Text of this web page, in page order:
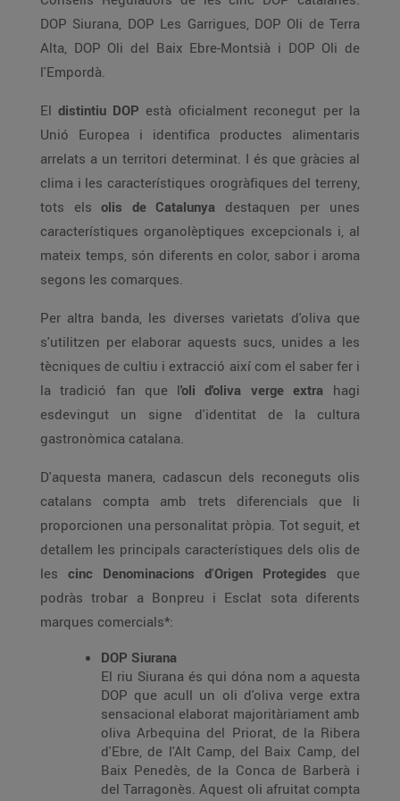
DOP Siurana, DOP Les Garrigues, DOP Oli de Terra
Alta, DOP Oli del Baix Ebre-Montsià i DOP Oli de
l'Empordà.
El distintiu DOP està oficialment reconegut per la
Unió Europea i identifica productes alimentaris
arrelats a un territori determinat. I és que gràcies al
clima i les característiques orogràfiques del terreny,
tots els olis de Catalunya destaquen per unes
característiques organolèptiques excepcionals i, al
mateix temps, són diferents en color, sabor i aroma
segons les comarques.
Per altra banda, les diverses varietats d'oliva que
s'utilitzen per elaborar aquests sucs, unides a les
tècniques de cultiu i extracció així com el saber fer i
la tradició fan que l'oli d'oliva verge extra hagi
esdevingut un signe d'identitat de la cultura
gastronòmica catalana.
D'aquesta manera, cadascun dels reconeguts olis
catalans compta amb trets diferencials que li
proporcionen una personalitat pròpia. Tot seguit, et
detallem les principals característiques dels olis de
les cinc Denominacions d'Origen Protegides que
podràs trobar a Bonpreu i Esclat sota diferents
marques comercials*:
DOP Siurana
El riu Siurana és qui dóna nom a aquesta
DOP que acull un oli d'oliva verge extra
sensacional elaborat majoritàriament amb
oliva Arbequina del Priorat, de la Ribera
d'Ebre, de l'Alt Camp, del Baix Camp, del
Baix Penedès, de la Conca de Barberà i
del Tarragonès. Aquest oli afruitat compta